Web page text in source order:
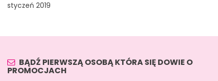
styczeń 2019
BĄDŹ PIERWSZĄ OSOBĄ KTÓRA SIĘ DOWIE O
PROMOCJACH